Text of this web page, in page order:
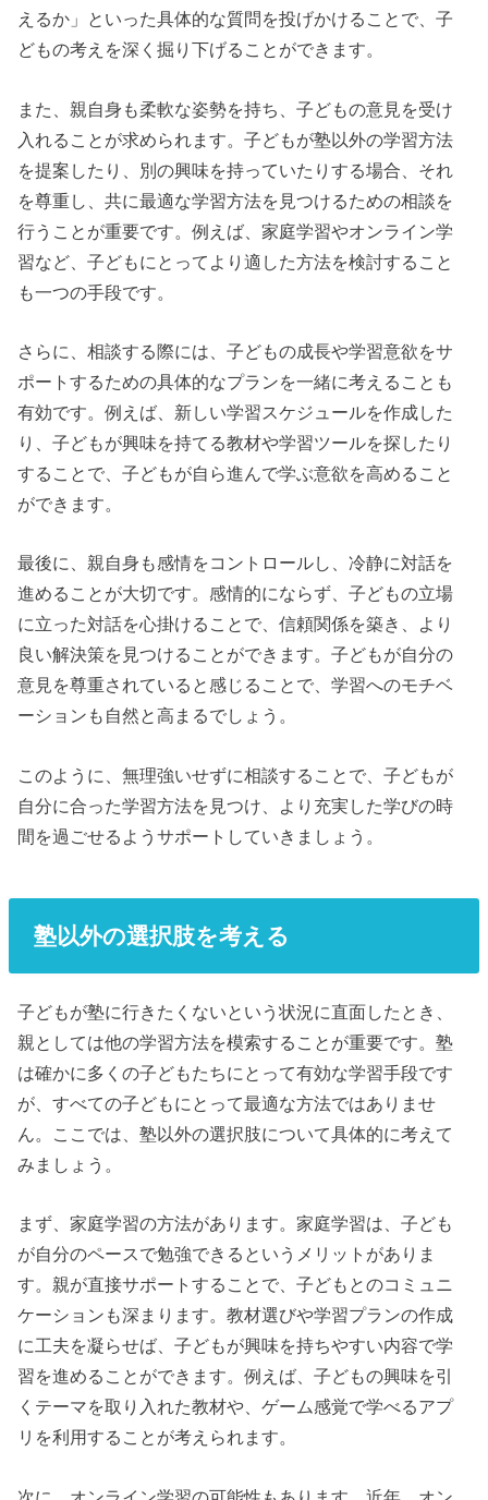
えるか」といった具体的な質問を投げかけることで、子
どもの考えを深く掘り下げることができます。
また、親自身も柔軟な姿勢を持ち、子どもの意見を受け
入れることが求められます。子どもが塾以外の学習方法
を提案したり、別の興味を持っていたりする場合、それ
を尊重し、共に最適な学習方法を見つけるための相談を
行うことが重要です。例えば、家庭学習やオンライン学
習など、子どもにとってより適した方法を検討すること
も一つの手段です。
さらに、相談する際には、子どもの成長や学習意欲をサ
ポートするための具体的なプランを一緒に考えることも
有効です。例えば、新しい学習スケジュールを作成した
り、子どもが興味を持てる教材や学習ツールを探したり
することで、子どもが自ら進んで学ぶ意欲を高めること
ができます。
最後に、親自身も感情をコントロールし、冷静に対話を
進めることが大切です。感情的にならず、子どもの立場
に立った対話を心掛けることで、信頼関係を築き、より
良い解決策を見つけることができます。子どもが自分の
意見を尊重されていると感じることで、学習へのモチベ
ーションも自然と高まるでしょう。
このように、無理強いせずに相談することで、子どもが
自分に合った学習方法を見つけ、より充実した学びの時
間を過ごせるようサポートしていきましょう。
塾以外の選択肢を考える
子どもが塾に行きたくないという状況に直面したとき、
親としては他の学習方法を模索することが重要です。塾
は確かに多くの子どもたちにとって有効な学習手段です
が、すべての子どもにとって最適な方法ではありませ
ん。ここでは、塾以外の選択肢について具体的に考えて
みましょう。
まず、家庭学習の方法があります。家庭学習は、子ども
が自分のペースで勉強できるというメリットがありま
す。親が直接サポートすることで、子どもとのコミュニ
ケーションも深まります。教材選びや学習プランの作成
に工夫を凝らせば、子どもが興味を持ちやすい内容で学
習を進めることができます。例えば、子どもの興味を引
くテーマを取り入れた教材や、ゲーム感覚で学べるアプ
リを利用することが考えられます。